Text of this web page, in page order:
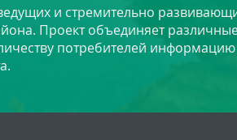
и стремительно
Проект объединяет
потребителей